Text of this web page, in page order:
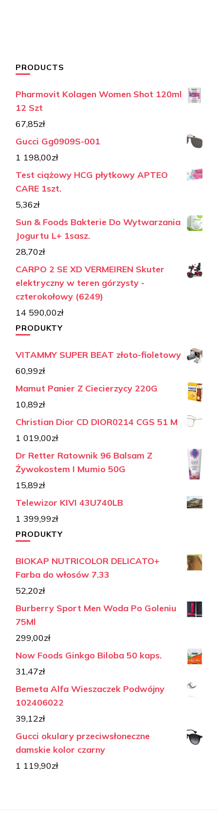
PRODUCTS
Pharmovit Kolagen Women Shot 120ml
12 Szt
67,85zł
Gucci Gg0909S-001
1 198,00zł
Test ciążowy HCG płytkowy APTEO
CARE 1szt.
5,36zł
Sun & Foods Bakterie Do Wytwarzania
Jogurtu L+ 1sasz.
28,70zł
CARPO 2 SE XD VERMEIREN Skuter
elektryczny w teren górzysty -
czterokołowy (6249)
14 590,00zł
PRODUKTY
VITAMMY SUPER BEAT złoto-fioletowy
60,99zł
Mamut Panier Z Ciecierzycy 220G
10,89zł
Christian Dior CD DIOR0214 CGS 51 M
1 019,00zł
Dr Retter Ratownik 96 Balsam Z
Żywokostem I Mumio 50G
15,89zł
Telewizor KIVI 43U740LB
1 399,99zł
PRODUKTY
BIOKAP NUTRICOLOR DELICATO+
Farba do włosów 7.33
52,20zł
Burberry Sport Men Woda Po Goleniu
75Ml
299,00zł
Now Foods Ginkgo Biloba 50 kaps.
31,47zł
Bemeta Alfa Wieszaczek Podwójny
102406022
39,12zł
Gucci okulary przeciwsłoneczne
damskie kolor czarny
1 119,90zł